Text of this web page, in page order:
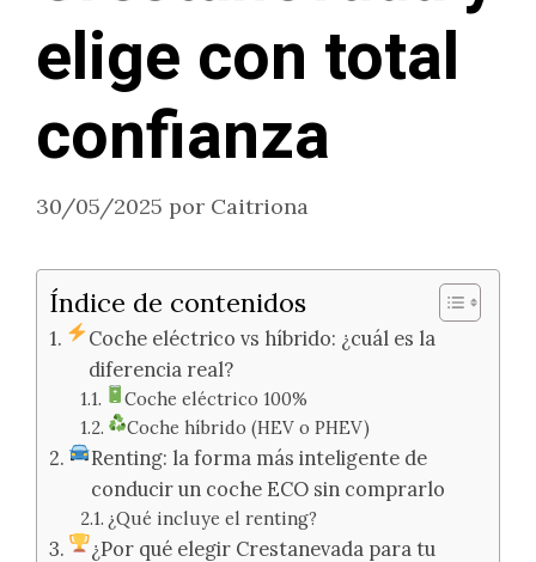
elige con total
confianza
30/05/2025 por Caitriona
Índice de contenidos
Coche eléctrico vs híbrido: ¿cuál es la
diferencia real?
Coche eléctrico 100%
Coche híbrido (HEV o PHEV)
Renting: la forma más inteligente de
conducir un coche ECO sin comprarlo
¿Qué incluye el renting?
¿Por qué elegir Crestanevada para tu